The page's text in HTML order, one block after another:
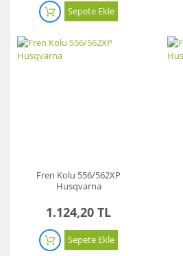
Sepete Ekle
Fren Kolu 556/562XP
Husqvarna
1.124,20 TL
Sepete Ekle